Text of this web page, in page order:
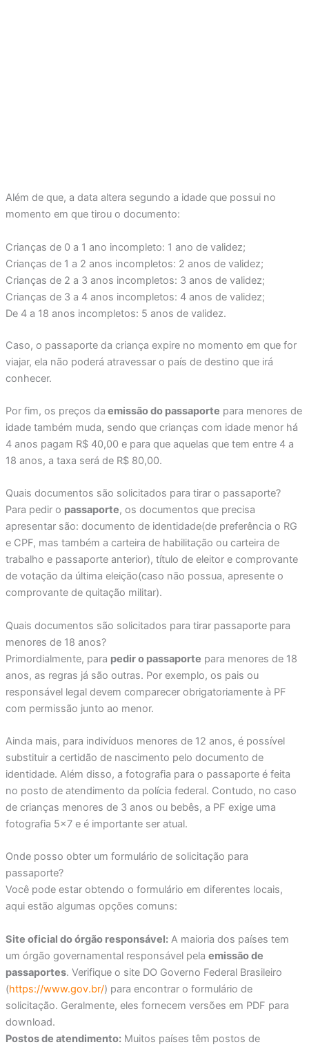
Além de que, a data altera segundo a idade que possui no
momento em que tirou o documento:
Crianças de 0 a 1 ano incompleto: 1 ano de validez;
Crianças de 1 a 2 anos incompletos: 2 anos de validez;
Crianças de 2 a 3 anos incompletos: 3 anos de validez;
Crianças de 3 a 4 anos incompletos: 4 anos de validez;
De 4 a 18 anos incompletos: 5 anos de validez.
Caso, o passaporte da criança expire no momento em que for
viajar, ela não poderá atravessar o país de destino que irá
conhecer.
Por fim, os preços da emissão do passaporte para menores de
idade também muda, sendo que crianças com idade menor há
4 anos pagam R$ 40,00 e para que aquelas que tem entre 4 a
18 anos, a taxa será de R$ 80,00.
Quais documentos são solicitados para tirar o passaporte?
Para pedir o passaporte, os documentos que precisa
apresentar são: documento de identidade(de preferência o RG
e CPF, mas também a carteira de habilitação ou carteira de
trabalho e passaporte anterior), título de eleitor e comprovante
de votação da última eleição(caso não possua, apresente o
comprovante de quitação militar).
Quais documentos são solicitados para tirar passaporte para
menores de 18 anos?
Primordialmente, para pedir o passaporte para menores de 18
anos, as regras já são outras. Por exemplo, os pais ou
responsável legal devem comparecer obrigatoriamente à PF
com permissão junto ao menor.
Ainda mais, para indivíduos menores de 12 anos, é possível
substituir a certidão de nascimento pelo documento de
identidade. Além disso, a fotografia para o passaporte é feita
no posto de atendimento da polícia federal. Contudo, no caso
de crianças menores de 3 anos ou bebês, a PF exige uma
fotografia 5×7 e é importante ser atual.
Onde posso obter um formulário de solicitação para
passaporte?
Você pode estar obtendo o formulário em diferentes locais,
aqui estão algumas opções comuns:
Site oficial do órgão responsável:A maioria dos países tem
um órgão governamental responsável pela emissão de
passaportes. Verifique o site DO Governo Federal Brasileiro
(https://www.gov.br/) para encontrar o formulário de
solicitação. Geralmente, eles fornecem versões em PDF para
download.
Postos de atendimento:Muitos países têm postos de